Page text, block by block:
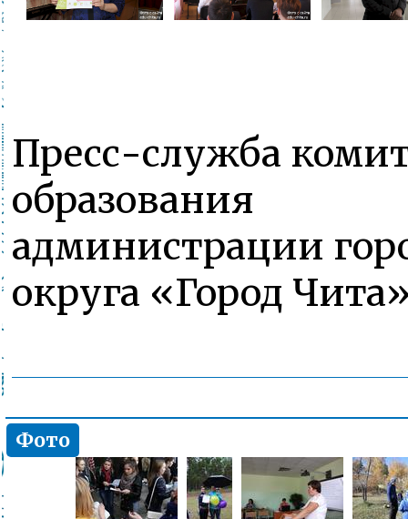
Пресс-служба
образования
администрации
округа «Город
Фото